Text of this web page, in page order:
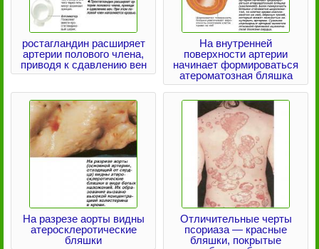
ростагландин расширяет
артерии полового члена,
приводя к сдавлению вен
На внутренней
поверхности артерии
начинает формироваться
атероматозная бляшка
На разрезе аорты видны
атеросклеротические
бляшки
Отличительные черты
псориаза — красные
бляшки, покрытые